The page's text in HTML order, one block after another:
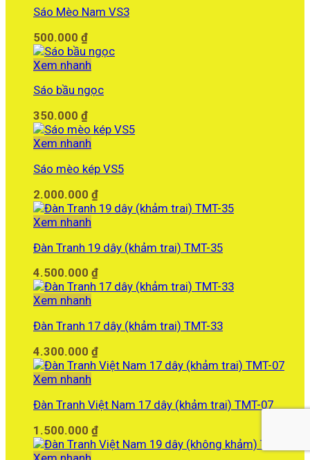
Sáo Mèo Nam VS3
500.000 ₫
Xem nhanh
Sáo bầu ngọc
350.000 ₫
Xem nhanh
Sáo mèo kép VS5
2.000.000 ₫
Xem nhanh
Đàn Tranh 19 dây (khảm trai) TMT-35
4.500.000 ₫
Xem nhanh
Đàn Tranh 17 dây (khảm trai) TMT-33
4.300.000 ₫
Xem nhanh
Đàn Tranh Việt Nam 17 dây (khảm trai) TMT-07
1.500.000 ₫